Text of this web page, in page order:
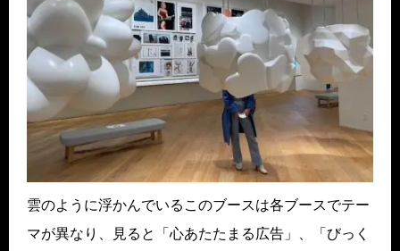
雲のように浮かんでいるこのブースは各ブースでテー
マが異なり、見ると「心あたたまる広告」、「びっく